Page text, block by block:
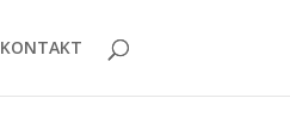
KONTAKT